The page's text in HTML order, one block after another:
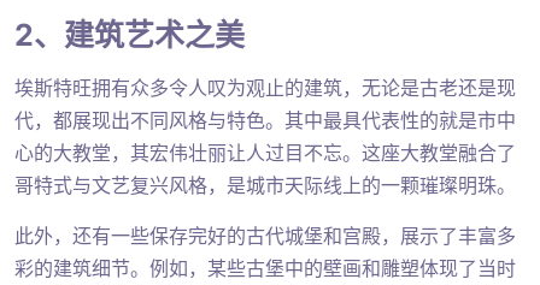
2、建筑艺术之美
埃斯特旺拥有众多令人叹为观止的建筑，无论是古老还是现
代，都展现出不同风格与特色。其中最具代表性的就是市中
心的大教堂，其宏伟壮丽让人过目不忘。这座大教堂融合了
哥特式与文艺复兴风格，是城市天际线上的一颗璀璨明珠。
此外，还有一些保存完好的古代城堡和宫殿，展示了丰富多
彩的建筑细节。例如，某些古堡中的壁画和雕塑体现了当时